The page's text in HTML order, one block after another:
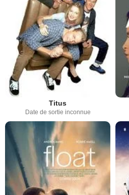
Titus
Date de sortie inconnue